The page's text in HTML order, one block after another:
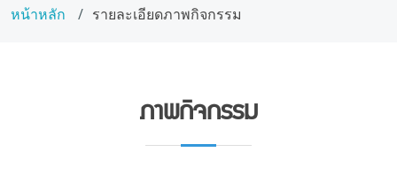
หน้าหลัก รายละเอียดภาพกิจกรรม
ภาพกิจกรรม